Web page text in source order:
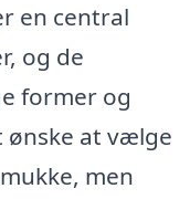
en central
og de
former og
ønske at vælge
men